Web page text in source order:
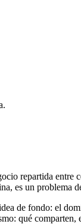
repartida
es un
de fondo: el
qué